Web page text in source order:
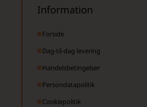
Information
Forside
Dag-til-dag levering
Handelsbetingelser
Persondatapolitik
Cookiepolitik